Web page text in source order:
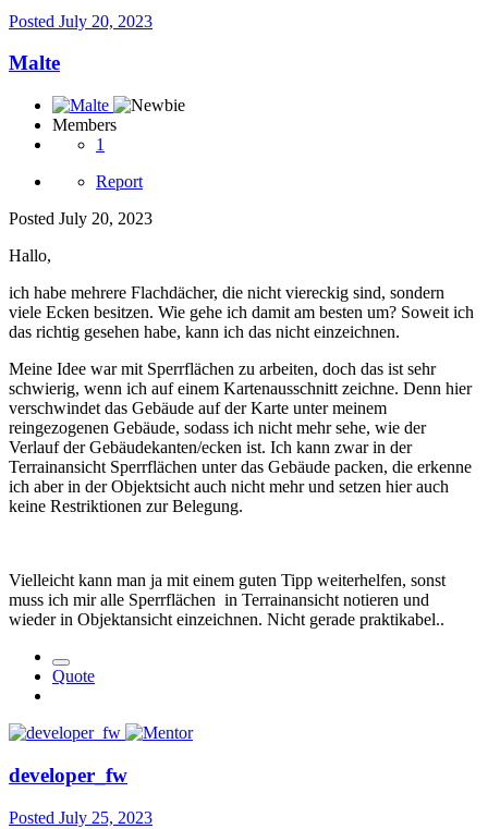
Posted July 20, 2023
Malte
Members
1
Report
Posted July 20, 2023
Hallo,
ich habe mehrere Flachdächer, die nicht viereckig sind, sondern
viele Ecken besitzen. Wie gehe ich damit am besten um? Soweit ich
das richtig gesehen habe, kann ich das nicht einzeichnen.
Meine Idee war mit Sperrflächen zu arbeiten, doch das ist sehr
schwierig, wenn ich auf einem Kartenausschnitt zeichne. Denn hier
verschwindet das Gebäude auf der Karte unter meinem
reingezogenen Gebäude, sodass ich nicht mehr sehe, wie der
Verlauf der Gebäudekanten/ecken ist. Ich kann zwar in der
Terrainansicht Sperrflächen unter das Gebäude packen, die erkenne
ich aber in der Objektsicht auch nicht mehr und setzen hier auch
keine Restriktionen zur Belegung.
Vielleicht kann man ja mit einem guten Tipp weiterhelfen, sonst
muss ich mir alle Sperrflächen in Terrainansicht notieren und
wieder in Objektansicht einzeichnen. Nicht gerade praktikabel..
Quote
developer_fw
Posted July 25, 2023